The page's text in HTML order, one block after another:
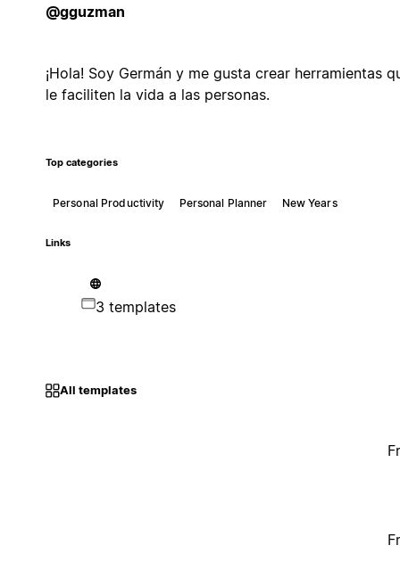
@gguzman
¡Hola! Soy Germán y me gusta crear herramientas
le faciliten la vida a las personas.
Top categories
Personal Productivity Personal Planner New Years
Links
3 templates
All templates